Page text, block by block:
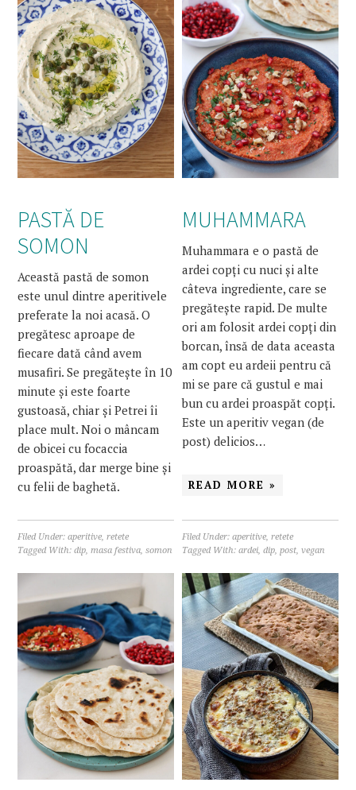
PASTĂ DE
SOMON
Această pastă de somon
este unul dintre aperitivele
preferate la noi acasă. O
pregătesc aproape de
fiecare dată când avem
musafiri. Se pregătește în 10
minute și este foarte
gustoasă, chiar și Petrei îi
place mult. Noi o mâncam
de obicei cu focaccia
proaspătă, dar merge bine și
cu felii de baghetă.
Filed Under:aperitive,retete
Tagged With:dip,masa festiva,somon
MUHAMMARA
Muhammara e o pastă de
ardei copți cu nuci și alte
câteva ingrediente, care se
pregătește rapid. De multe
ori am folosit ardei copți din
borcan, însă de data aceasta
am copt eu ardeii pentru că
mi se pare că gustul e mai
bun cu ardei proaspăt copți.
Este un aperitiv vegan (de
post) delicios…
READ MORE »
Filed Under:aperitive,retete
Tagged With:ardei,dip,post,vegan